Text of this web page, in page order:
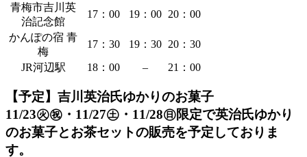
青梅市吉川英
治記念館
17：00 19：00
20：00
かんぽの宿 青
梅
17：30 19：30
20：30
JR河辺駅
18：00 – 21：00
【予定】吉川英治氏ゆかりのお菓子
11/23㊋㊗・11/27㊏・11/28㊐限定で英治氏ゆかり
のお菓子とお茶セットの販売を予定しておりま
す。